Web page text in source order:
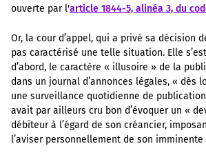
ouverte par l'article 1844-5, alinéa 3, du
Or, la cour d’appel, qui a privé sa décision
pas caractérisé une telle situation. Elle
d’abord, le caractère « illusoire » de la
dans un journal d’annonces légales, « dès
une surveillance quotidienne de
avait par ailleurs cru bon d’évoquer un «
débiteur à l’égard de son créancier,
l’aviser personnellement de son